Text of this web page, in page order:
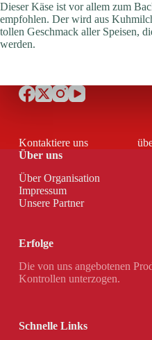
Dieser Käse ist vor allem zum
empfohlen. Der wird aus
tollen Geschmack aller Speisen,
werden.
Kontaktiere uns
Über uns
Über Organisation
Impressum
Unsere Partner
Erfolge
Die von uns angebotenen
Kontrollen unterzogen.
Schnelle Links